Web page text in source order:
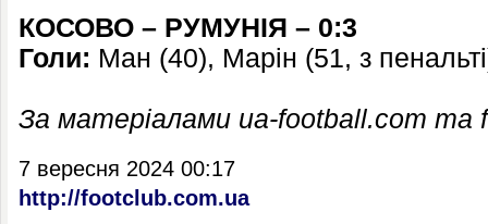
КОСОВО – РУМУНІЯ – 0:3
Голи: Ман (40), Марін (51, з
За матеріалами ua-football.com та
7 вересня 2024 00:17
http://footclub.com.ua